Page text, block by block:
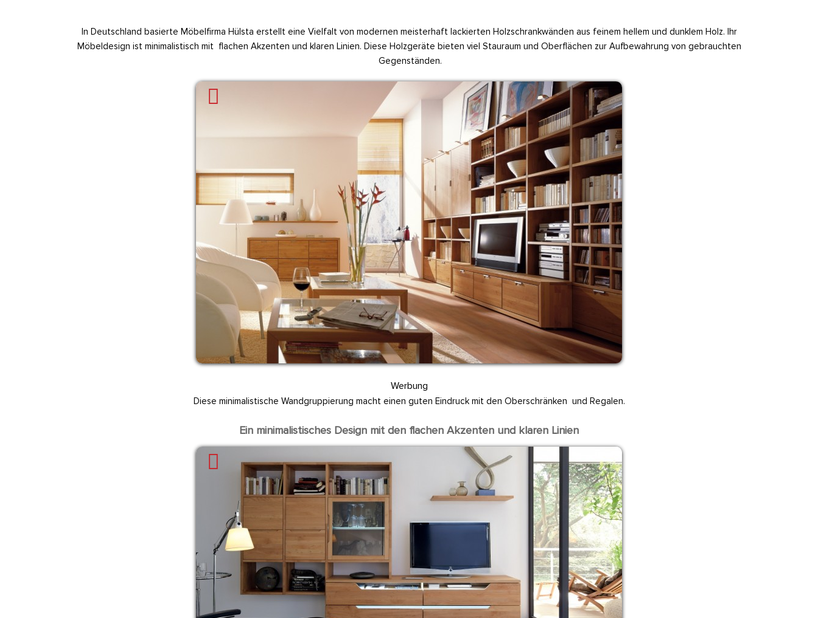
In Deutschland basierte Möbelfirma Hülsta erstellt eine Vielfalt von modernen meisterhaft lackierten Holzschrankwänden aus feinem hellem und dunklem Holz. Ihr
Möbeldesign ist minimalistisch mit flachen Akzenten und klaren Linien. Diese Holzgeräte bieten viel Stauraum und Oberflächen zur Aufbewahrung von gebrauchten
Gegenständen.
Werbung
Diese minimalistische Wandgruppierung macht einen guten Eindruck mit den Oberschränken und Regalen.
Ein minimalistisches Design mit den flachen Akzenten und klaren Linien